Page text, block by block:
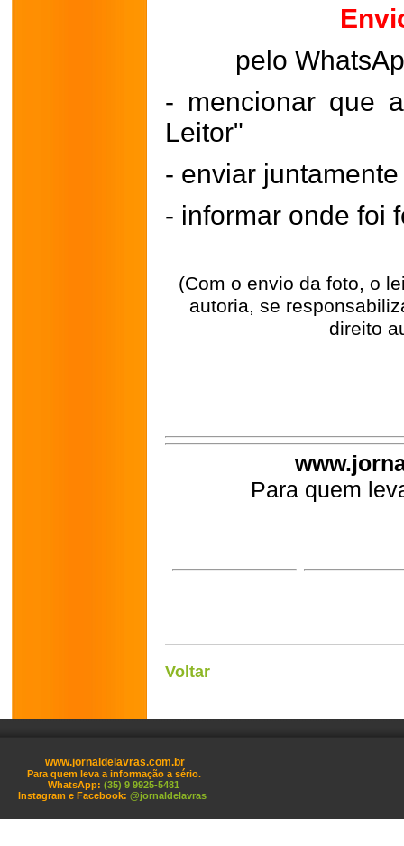
pelo
- mencionar que
Leitor"
- enviar
- informar onde foi
(Com o envio da foto, o
autoria, se
direito
Para quem
Voltar
www.jornaldelavras.com.br
Para quem leva a informação a sério.
WhatsApp: (35) 9 9925-5481
Instagram e Facebook: @jornaldelavras